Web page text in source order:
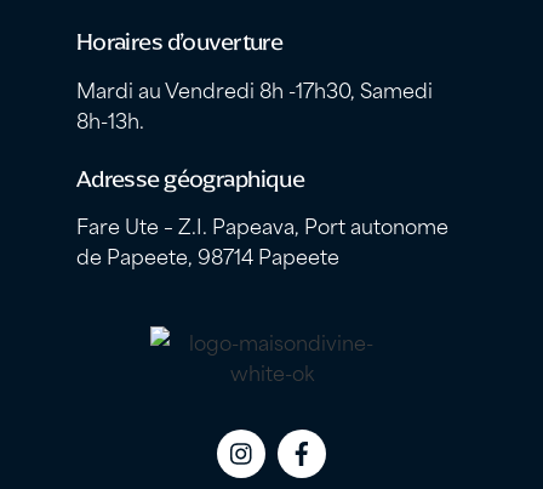
Horaires d’ouverture
Mardi au Vendredi 8h -17h30, Samedi
8h-13h.
Adresse géographique
Fare Ute – Z.I. Papeava, Port autonome
de Papeete, 98714 Papeete
Icon
Icon